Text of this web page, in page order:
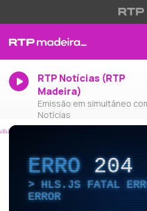
RTP Notícias (RTP
Madeira)
Emissão em simultâneo
Notícias
ERRO204
HLS.JS FATAL
ERROR